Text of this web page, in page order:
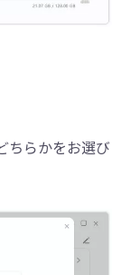
ちらかをお選び